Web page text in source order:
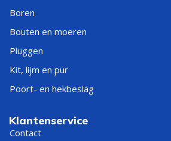
Boren
Bouten en moeren
Pluggen
Kit, lijm en pur
Poort- en hekbeslag
Klantenservice
Contact